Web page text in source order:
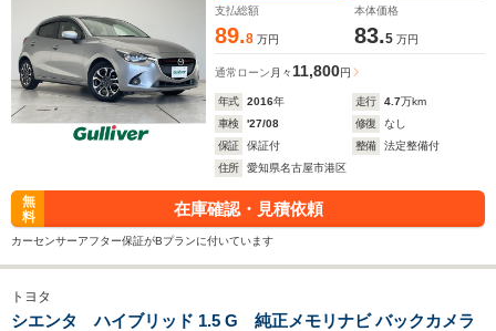
シフト ETC 禁煙
支払総額
89.8 万円
本体価格
83.5 万円
通常ローン 月々 11,800円
年式 2016年 走行 4.7万km
車検
'27/08 修復
なし
保証
保証付 整備
法定整備付
住所
愛知県名古屋市港区
無
料
在庫確認・見積依頼
カーセンサーアフター保証がBプランに付いています
トヨタ
シエンタ ハイブリッド 1.5 G 純正メモリナビ バックカメラ